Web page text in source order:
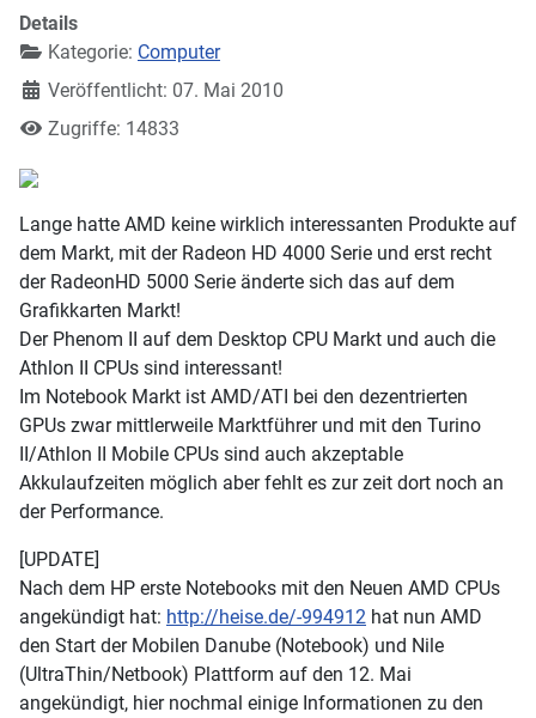
Details
Kategorie: Computer
Veröffentlicht: 07. Mai 2010
Zugriffe: 14833
Lange hatte AMD keine wirklich interessanten Produkte auf
dem Markt, mit der Radeon HD 4000 Serie und erst recht
der RadeonHD 5000 Serie änderte sich das auf dem
Grafikkarten Markt!
Der Phenom II auf dem Desktop CPU Markt und auch die
Athlon II CPUs sind interessant!
Im Notebook Markt ist AMD/ATI bei den dezentrierten
GPUs zwar mittlerweile Marktführer und mit den Turino
II/Athlon II Mobile CPUs sind auch akzeptable
Akkulaufzeiten möglich aber fehlt es zur zeit dort noch an
der Performance.
[UPDATE]
Nach dem HP erste Notebooks mit den Neuen AMD CPUs
angekündigt hat: http://heise.de/-994912 hat nun AMD
den Start der Mobilen Danube (Notebook) und Nile
(UltraThin/Netbook) Plattform auf den 12. Mai
angekündigt, hier nochmal einige Informationen zu den